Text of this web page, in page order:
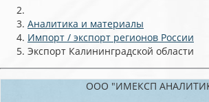
Аналитика и материалы
Импорт / экспорт регионов России
Экспорт Калининградской области
ООО "ИМЕКСП